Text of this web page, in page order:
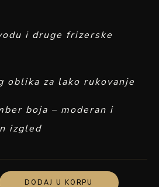
i druge frizerske
oblika za lako rukovanje
boja – moderan i
izgled
DODAJ U KORPU